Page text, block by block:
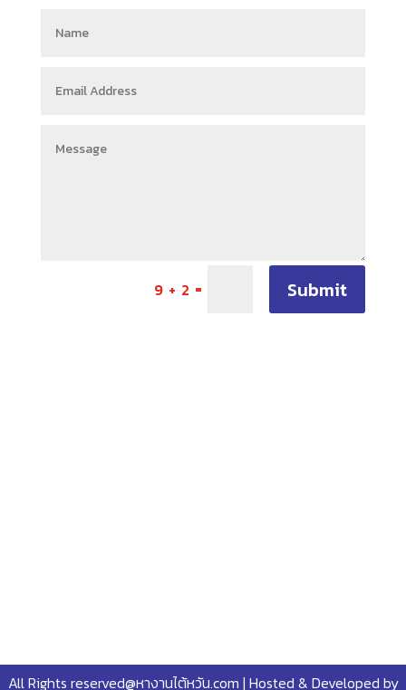
9 + 2 = Submit
All Rights reserved@หางานไต้หวัน.com | Hosted & Developed by